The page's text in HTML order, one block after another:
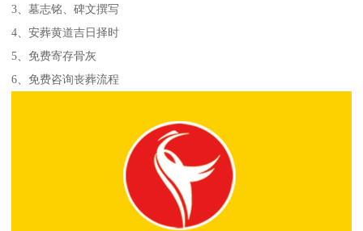
3、墓志铭、碑文撰写
4、安葬黄道吉日择时
5、免费寄存骨灰
6、免费咨询丧葬流程